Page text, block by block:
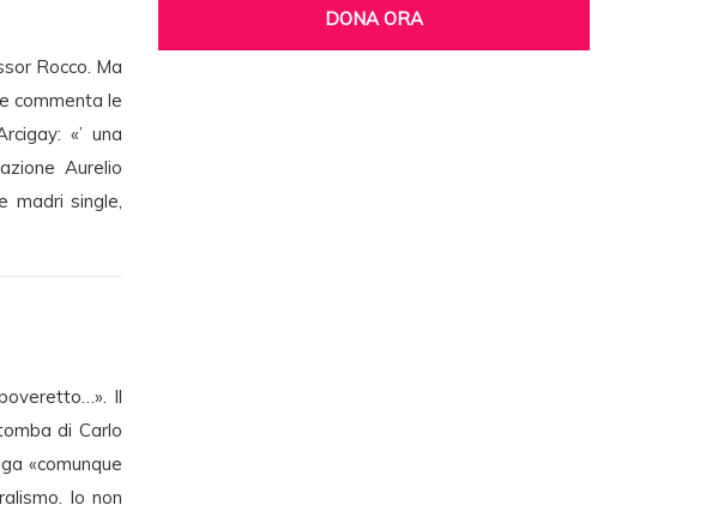
Rocco. Ma
commenta le
«’ una
Aurelio
madri single,
Il
di Carlo
«comunque
Io non
DONA ORA